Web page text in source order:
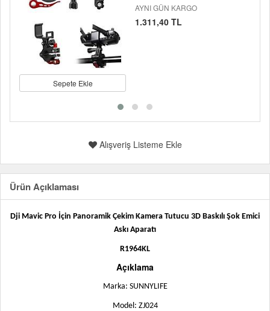
Sepete Ekle
AYNI GÜN KARGO
1.311,40 TL
Alışveriş Listeme Ekle
Ürün Açıklaması
Dji Mavic Pro İçin Panoramik Çekim Kamera Tutucu 3D Baskılı Şok Emici
Askı Aparatı
R1964KL
Açıklama
Marka: SUNNYLIFE
Model: ZJ024